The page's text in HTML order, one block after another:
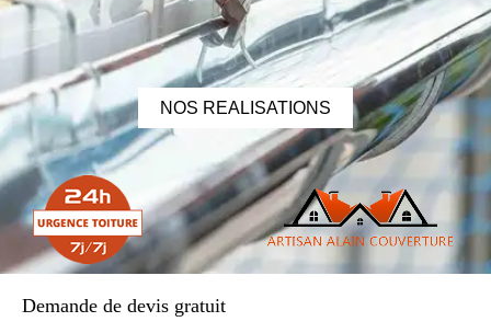
NOS REALISATIONS
Demande de devis gratuit